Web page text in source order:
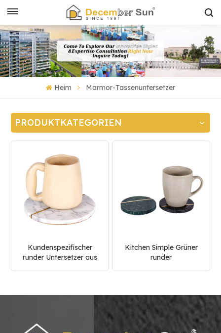
Heim Marmor-Tassenuntersetzer
PRODUKTKATEGORIEN
Kundenspezifischer
runder Untersetzer aus
Kitchen Simple Grüner
runder